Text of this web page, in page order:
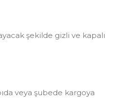
şekilde gizli ve kapalı
veya şubede kargoya